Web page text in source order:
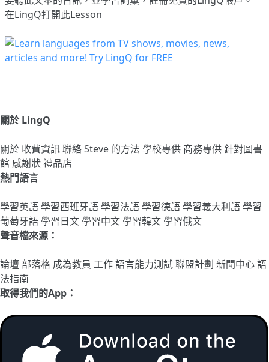
在LingQ打開此Lesson
關於 LingQ
關於 收費資訊聯絡Steve 的方法 學校專供 商務專供 針對圖書
館 感謝狀禮品店
熱門語言
學習英語學習西班牙語學習法語學習德語學習義大利語學習
葡萄牙語學習日文學習中文學習韓文學習俄文
聲音檔來源：
論壇部落格 成為教員 工作語言能力測試聯盟計劃 新聞中心語
法指南
取得我們的App：